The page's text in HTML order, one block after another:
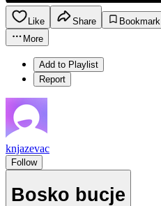
Like Share
Bookmark
More
Add to Playlist
Report
knjazevac
Follow
Bosko bucje